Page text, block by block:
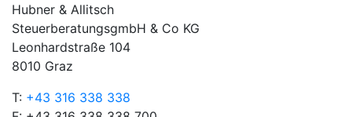
Hubner & Allitsch
SteuerberatungsgmbH & Co KG
Leonhardstraße 104
8010 Graz
T: +43 316 338 338